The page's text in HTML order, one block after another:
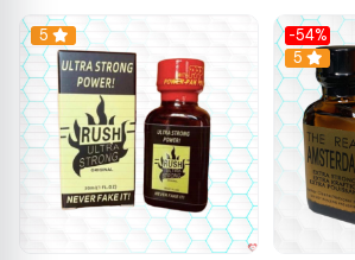
5
-54%
5